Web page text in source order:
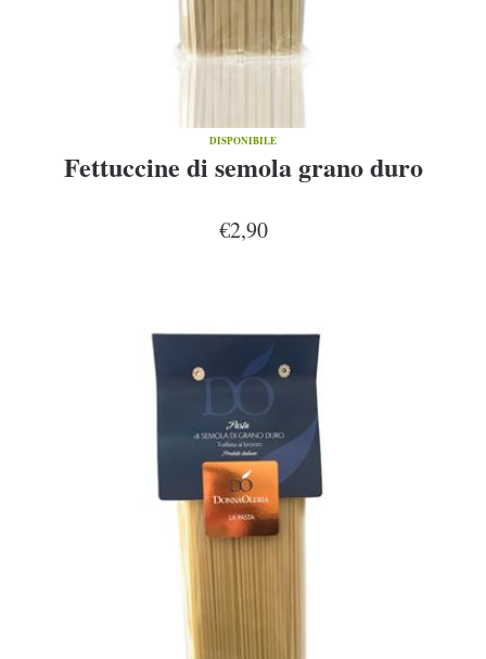
DISPONIBILE
Fettuccine di semola grano duro
€2,90